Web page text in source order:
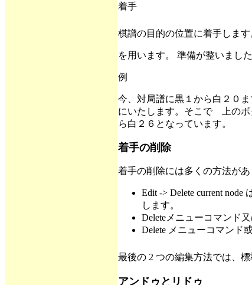
着手
棋譜の目的の位置に着手しま
を用います。 準備が整いまし
例
今、対局譜に黒１から白２０
にいたします。そこで 上の
ら白２６となっています。
着手の削除
着手の削除には多くの方法があ
Edit -> Delete current
します。
Deleteメニューコマンド
Delete メニューコマンド
最後の 2 つの編集方法では、
アンドゥとリドゥ